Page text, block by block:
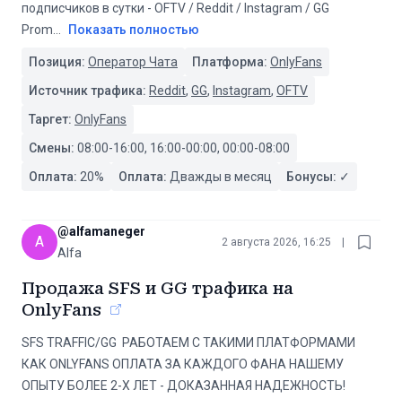
подписчиков в сутки - OFTV / Reddit / Instagram / GG
Prom
Показать полностью
Позиция: Оператор Чата Платформа: OnlyFans
Источник трафика: Reddit, GG, Instagram, OFTV
Таргет: OnlyFans
Смены: 08:00-16:00, 16:00-00:00, 00:00-08:00
Оплата: 20% Оплата: Дважды в месяц Бонусы: ✓
A
@alfamaneger
Alfa
2 августа 2026, 16:25
Продажа SFS и GG трафика на
OnlyFans
️SFS TRAFFIC/GG ️ РАБОТАЕМ С ТАКИМИ ПЛАТФОРМАМИ
КАК ONLYFANS ОПЛАТА ЗА КАЖДОГО ФАНА НАШЕМУ
ОПЫТУ БОЛЕЕ 2-Х ЛЕТ - ДОКАЗАННАЯ НАДЕЖНОСТЬ!